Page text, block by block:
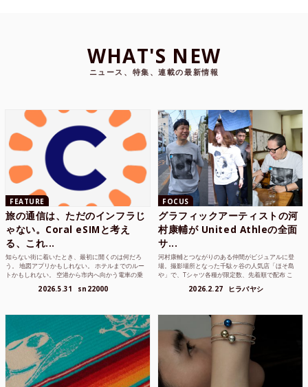
WHAT'S NEW
ニュース、特集、連載の最新情報
FEATURE
旅の通信は、ただのインフラじ
ゃない。Coral eSIMと考え
る、これ...
知らない街に着いたとき、最初に開くのは何だろ
う。 地図アプリかもしれない。 ホテルまでのルー
トかもしれない。 空港から市内へ向かう電車の乗
2026.5.31 sn22000
FOCUS
グラフィックアーティストの河
村康輔が United Athleの全面
サ...
河村康輔とつながりのある仲間がビジュアルに登
場。撮影場所となった千駄ヶ谷の人気店「ほそ島
や」で、Tシャツ各種が限定数、先着順で配布 こ
2026.2.27 ヒラバヤシ